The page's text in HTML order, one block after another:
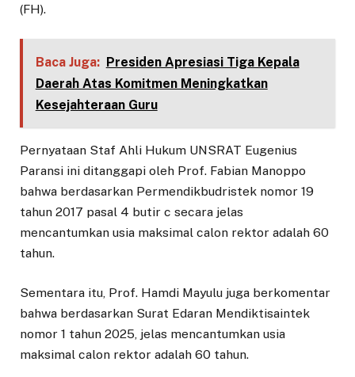
(FH).
Baca Juga: Presiden Apresiasi Tiga Kepala
Daerah Atas Komitmen Meningkatkan
Kesejahteraan Guru
Pernyataan Staf Ahli Hukum UNSRAT Eugenius
Paransi ini ditanggapi oleh Prof. Fabian Manoppo
bahwa berdasarkan Permendikbudristek nomor 19
tahun 2017 pasal 4 butir c secara jelas
mencantumkan usia maksimal calon rektor adalah 60
tahun.
Sementara itu, Prof. Hamdi Mayulu juga berkomentar
bahwa berdasarkan Surat Edaran Mendiktisaintek
nomor 1 tahun 2025, jelas mencantumkan usia
maksimal calon rektor adalah 60 tahun.